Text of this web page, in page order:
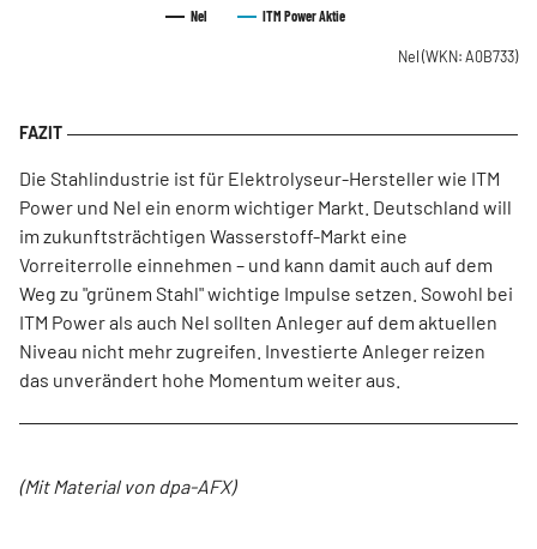
Nel ITM PowerAktie
Nel (WKN: A0B733)
Die Stahlindustrie ist für Elektrolyseur-Hersteller wie ITM
Power und Nel ein enorm wichtiger Markt. Deutschland will
im zukunftsträchtigen Wasserstoff-Markt eine
Vorreiterrolle einnehmen – und kann damit auch auf dem
Weg zu "grünem Stahl" wichtige Impulse setzen. Sowohl bei
ITM Power als auch Nel sollten Anleger auf dem aktuellen
Niveau nicht mehr zugreifen. Investierte Anleger reizen
das unverändert hohe Momentum weiter aus.
(Mit Material von dpa-AFX)